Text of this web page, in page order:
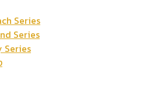
Series
Series
Series